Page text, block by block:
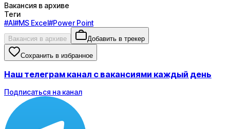
Вакансия в архиве
Теги
#AI#MS Excel#Power Point
Вакансия в архиве Добавить в трекер
Сохранить в избранное
Наш телеграм канал с вакансиями каждый день
Подписаться на канал